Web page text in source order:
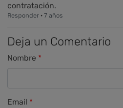
contratación.
Responder · 7 años
Deja un Comentario
Nombre
Email